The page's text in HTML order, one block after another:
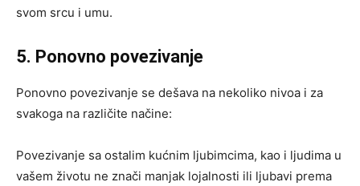
svom srcu i umu.
5. Ponovno povezivanje
Ponovno povezivanje se dešava na nekoliko nivoa i za
svakoga na različite načine:
Povezivanje sa ostalim kućnim ljubimcima, kao i ljudima u
vašem životu ne znači manjak lojalnosti ili ljubavi prema